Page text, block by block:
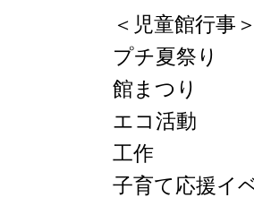
＜児童館行事
プチ夏祭り
館まつり
エコ活動
工作
子育て応援イ